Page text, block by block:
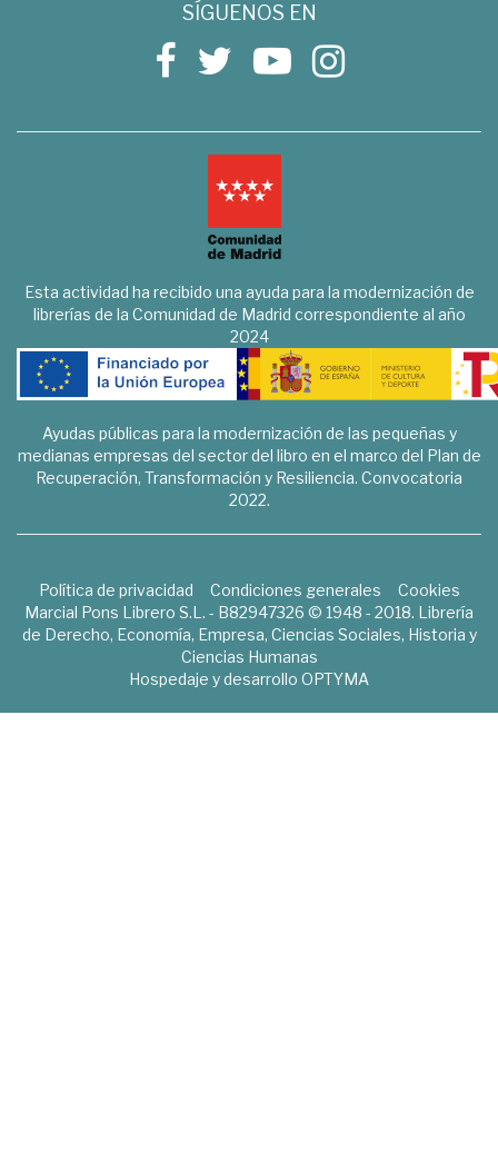
SÍGUENOS EN
Esta actividad ha recibido una ayuda para la modernización de
librerías de la Comunidad de Madrid correspondiente al año
2024
Ayudas públicas para la modernización de las pequeñas y
medianas empresas del sector del libro en el marco del Plan de
Recuperación, Transformación y Resiliencia. Convocatoria
2022.
Política de privacidad Condiciones generales
Cookies
Marcial Pons Librero S.L. - B82947326 © 1948 - 2018. Librería
de Derecho, Economía, Empresa, Ciencias Sociales, Historia y
Ciencias Humanas
Hospedaje y desarrollo OPTYMA